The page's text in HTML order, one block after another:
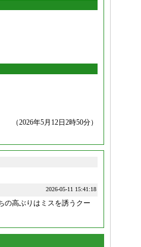
（2026年5月12日2時50分）
2026-05-11 15:41:18
の高ぶりはミスを誘うクー